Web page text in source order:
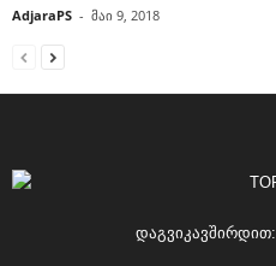
AdjaraPS - მაი 9, 2018
დაგვიკავშირდით: